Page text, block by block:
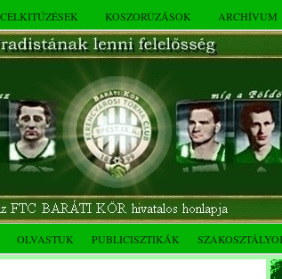
CÉLKITŰZÉSEK KOSZORÚZÁSOK ARCHÍVUM
OLVASTUK PUBLICISZTIKÁK